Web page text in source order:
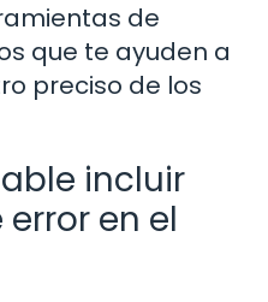
de
que te ayuden a
preciso de los
incluir
en el